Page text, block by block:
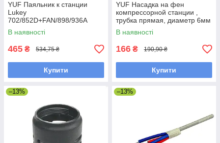
YUF Паяльник к станции
Lukey
702/852D+FAN/898/936A
(нагрев. эл. про-во Taiwan)
В наявності
465 ₴ 534,75 ₴
Купити
YUF Насадка на фен
компрессорной станции ,
трубка прямая, диаметр 6мм
В наявності
166 ₴ 190,90 ₴
Купити
–13% –13%